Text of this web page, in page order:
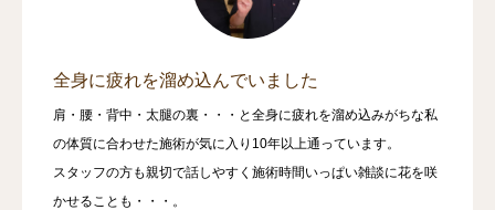
全身に疲れを溜め込んでいました
肩・腰・背中・太腿の裏・・・と全身に疲れを溜め込みがちな私
の体質に合わせた施術が気に入り10年以上通っています。
スタッフの方も親切で話しやすく施術時間いっぱい雑談に花を咲
かせることも・・・。